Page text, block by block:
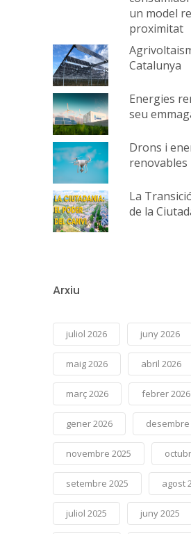
un model
proximitat
Catalunya
Energies
seu
Drons i
renovables
La
de la
Arxiu
juliol 2026 juny 2026
maig 2026 abril 2026
març 2026 febrer 2026
gener 2026 desembre
novembre 2025
setembre 2025 agost
juliol 2025 juny 2025